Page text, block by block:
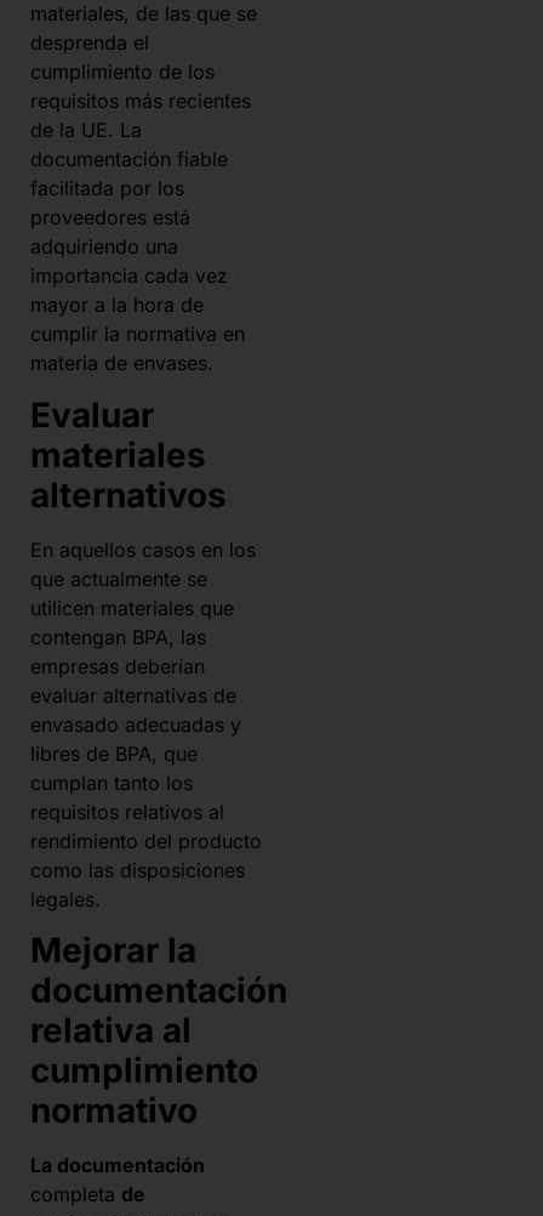
materiales, de las que se
desprenda el
cumplimiento de los
requisitos más recientes
de la UE. La
documentación fiable
facilitada por los
proveedores está
adquiriendo una
importancia cada vez
mayor a la hora de
cumplir la normativa en
materia de envases.
Evaluar
materiales
alternativos
En aquellos casos en los
que actualmente se
utilicen materiales que
contengan BPA, las
empresas deberían
evaluar alternativas de
envasado adecuadas y
libres de BPA, que
cumplan tanto los
requisitos relativos al
rendimiento del producto
como las disposiciones
legales.
Mejorar la
documentación
relativa al
cumplimiento
normativo
La documentación
completa de